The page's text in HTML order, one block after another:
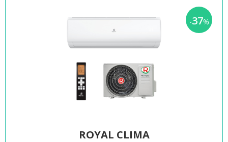
-37%
ROYAL CLIMA